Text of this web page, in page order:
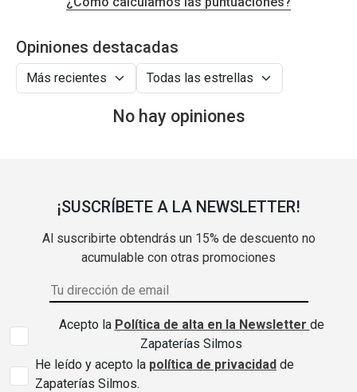
Opiniones destacadas
No hay opiniones
¡SUSCRÍBETE A LA NEWSLETTER!
Al suscribirte obtendrás un 15% de descuento no
acumulable con otras promociones
Acepto la Política de alta en la Newsletter de
Zapaterías Silmos
He leído y acepto la política de privacidad de
Zapaterías Silmos.